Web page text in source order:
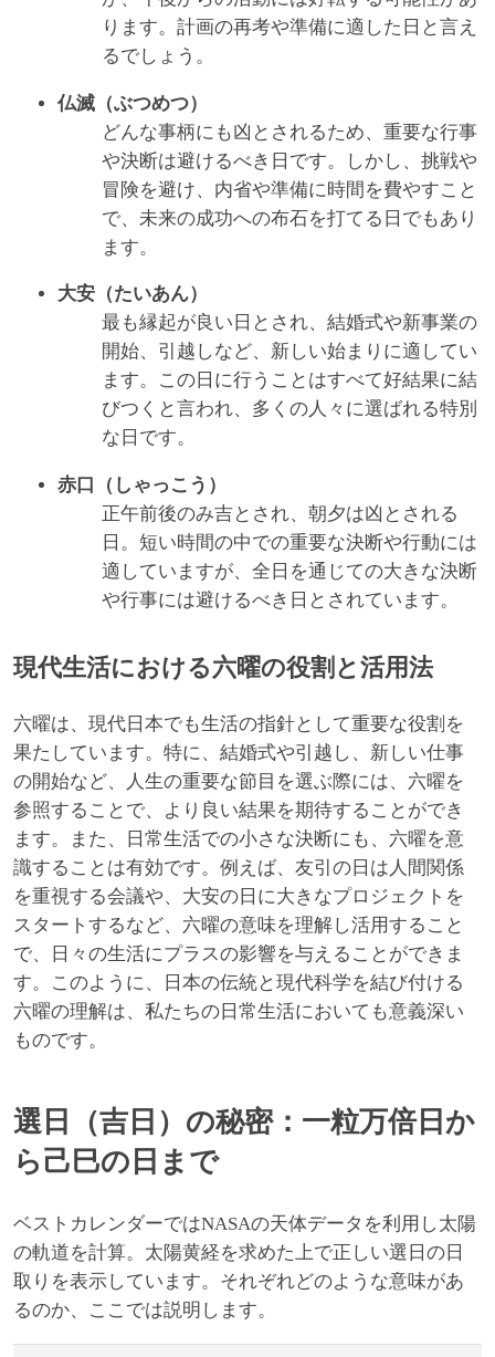
ります。計画の再考や準備に適した日と言え
るでしょう。
仏滅（ぶつめつ）
どんな事柄にも凶とされるため、重要な行事
や決断は避けるべき日です。しかし、挑戦や
冒険を避け、内省や準備に時間を費やすこと
で、未来の成功への布石を打てる日でもあり
ます。
大安（たいあん）
最も縁起が良い日とされ、結婚式や新事業の
開始、引越しなど、新しい始まりに適してい
ます。この日に行うことはすべて好結果に結
びつくと言われ、多くの人々に選ばれる特別
な日です。
赤口（しゃっこう）
正午前後のみ吉とされ、朝夕は凶とされる
日。短い時間の中での重要な決断や行動には
適していますが、全日を通じての大きな決断
や行事には避けるべき日とされています。
現代生活における六曜の役割と活用法
六曜は、現代日本でも生活の指針として重要な役割を
果たしています。特に、結婚式や引越し、新しい仕事
の開始など、人生の重要な節目を選ぶ際には、六曜を
参照することで、より良い結果を期待することができ
ます。また、日常生活での小さな決断にも、六曜を意
識することは有効です。例えば、友引の日は人間関係
を重視する会議や、大安の日に大きなプロジェクトを
スタートするなど、六曜の意味を理解し活用すること
で、日々の生活にプラスの影響を与えることができま
す。このように、日本の伝統と現代科学を結び付ける
六曜の理解は、私たちの日常生活においても意義深い
ものです。
選日（吉日）の秘密：一粒万倍日か
ら己巳の日まで
ベストカレンダーではNASAの天体データを利用し太陽
の軌道を計算。太陽黄経を求めた上で正しい選日の日
取りを表示しています。それぞれどのような意味があ
るのか、ここでは説明します。